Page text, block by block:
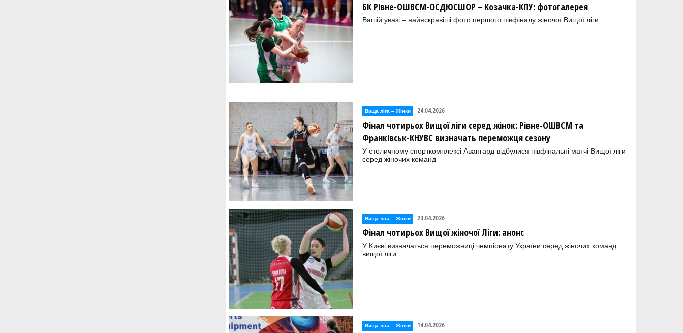
БК Рівне-ОШВСМ-ОСДЮСШОР – Козачка-КПУ: фотогалерея
Вашій увазі – найяскравіші фото першого півфіналу жіночої Вищої ліги
Вища лiга – Жiнки 24.04.2026
Фінал чотирьох Вищої ліги серед жінок: Рівне-ОШВСМ та
Франківськ-КНУВС визначать переможця сезону
У столичному спорткомплексі Авангард відбулися півфінальні матчі Вищої ліги
серед жіночих команд
Вища лiга – Жiнки 23.04.2026
Фінал чотирьох Вищої жіночої Ліги: анонс
У Києві визначаться переможниці чемпіонату України серед жіночих команд
вищої ліги
Вища лiга – Жiнки 14.04.2026